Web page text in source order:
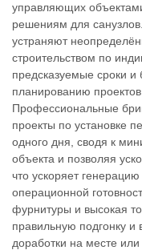
управляющих
решениям для
устраняют
строительством по
предсказуемые сроки и
планированию
Профессиональные
проекты по установке
одного дня, сводя к
объекта и позволяя
что ускоряет
операционной
фурнитуры и высокая
правильную подгонку и
доработки на месте